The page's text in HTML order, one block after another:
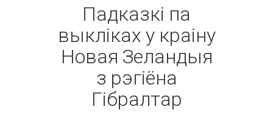
Падказкі па
выкліках у краіну
Новая Зеландыя
з рэгіёна
Гібралтар